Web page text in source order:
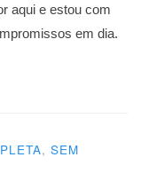
aqui e estou com
em dia.
,SEM